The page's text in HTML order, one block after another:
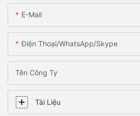
E-Mail
Điện Thoại/WhatsApp/Skype
Tên Công Ty
Tài Liệu